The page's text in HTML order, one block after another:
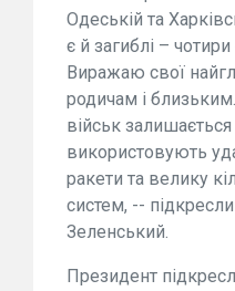
Одеській та
є й загиблі –
Виражаю свої
родичам і
військ
використовують
ракети та велику
систем, --
Зеленський.
Президент